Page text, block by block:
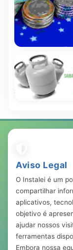
Descubra Como
Programas do
Podem
Vida!
678.167 20 mar,
Aviso Legal
O Instalei é um
compartilhar
aplicativos,
objetivo é
ajudar nossos
ferramentas
Embora nossa